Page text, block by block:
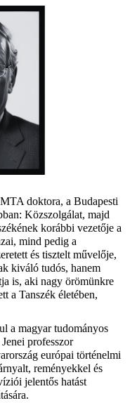
doktora, a Budapesti
Közszolgálat, majd
korábbi vezetője a
mind pedig a
és tisztelt művelője,
kiváló tudós, hanem
is, aki nagy örömünkre
a Tanszék életében,
a magyar tudományos
professzor
európai történelmi
reményekkel és
jelentős hatást